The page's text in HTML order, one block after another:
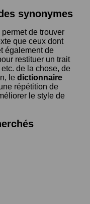
synonymes
permet de trouver
que ceux dont
également de
restituer un trait
de la chose, de
le dictionnaire
répétition de
le style de